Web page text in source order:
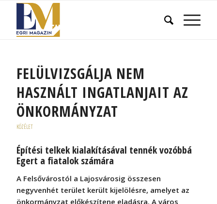
FELÜLVIZSGÁLJA NEM
HASZNÁLT INGATLANJAIT AZ
ÖNKORMÁNYZAT
KÖZÉLET
Építési telkek kialakításával tennék vozóbbá
Egert a fiatalok számára
A Felsővárostól a Lajosvárosig összesen
negyvenhét terület került kijelölésre, amelyet az
önkormányzat előkészítene eladásra. A város